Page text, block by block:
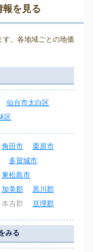
報を見る
。各地域ごとの地価
仙台市太白区
区
角田市
栗原市
多賀城市
東松島市
加美郡
黒川郡
本吉郡 亘理郡
みる